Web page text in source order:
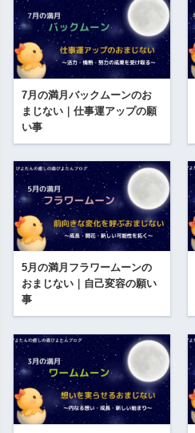
7月の満月バックムーンのお
まじない｜仕事運アップの願
い事
5月の満月フラワームーンの
おまじない｜自己変容の願い
事